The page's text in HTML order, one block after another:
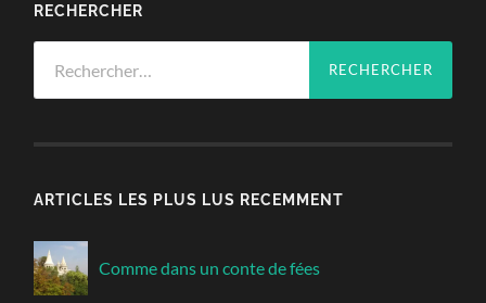
RECHERCHER
ARTICLES LES PLUS LUS RECEMMENT
Comme dans un conte de fées